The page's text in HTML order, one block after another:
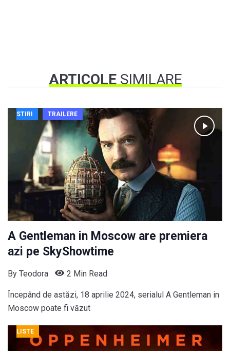
ARTICOLESIMILARE
STIRI TRAILERE
A Gentleman in Moscow are premiera
azi pe SkyShowtime
By Teodora 2 Min Read
Începând de astăzi, 18 aprilie 2024, serialul A Gentleman in
Moscow poate fi văzut
LISTE